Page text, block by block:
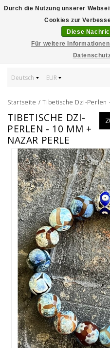
Deutsch EUR
Startseite /Tibetische Dzi-Perlen
TIBETISCHE DZI-
PERLEN - 10 MM +
NAZAR PERLE
Durch die Nutzung unserer
Cookies zur
Diese
Für weitere